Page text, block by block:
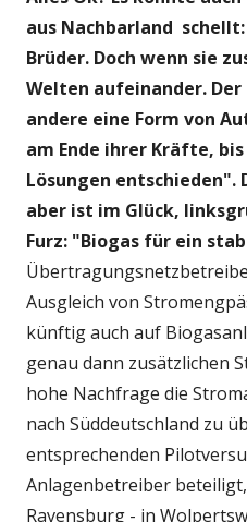
aus Nachbarland
Brüder. Doch wenn sie
Welten aufeinander. Der
andere eine Form von
am Ende ihrer Kräfte,
Lösungen entschieden".
aber ist im Glück,
Furz: "Biogas für ein
Ausgleich von
künftig auch auf
genau dann zusätzlichen
hohe Nachfrage die
nach Süddeutschland zu
entsprechenden
Anlagenbetreiber
Ravensburg - in